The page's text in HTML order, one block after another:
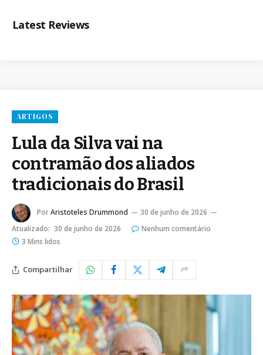
Latest Reviews
ARTIGOS
Lula da Silva vai na
contramão dos aliados
tradicionais do Brasil
PorAristoteles Drummond
30 de junho de 2026
Atualizado: 30 de junho de 2026
Nenhum comentário
3 Mins lidos
Compartilhar